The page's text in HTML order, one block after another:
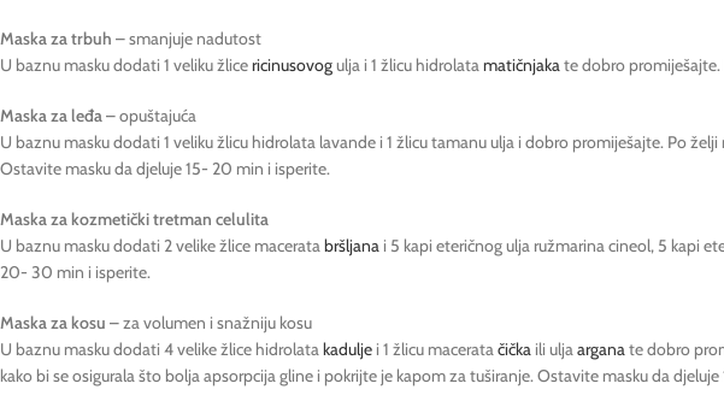
Maska za trbuh – smanjuje nadutost
U baznu masku dodati 1 veliku žlicericinusovogulja i 1 žlicu hidrolatamatičnjakate dobro
Maska za leđa– opuštajuća
U baznu masku dodati 1 veliku žlicu hidrolata lavande i 1 žlicu tamanu ulja i dobro promiješajte. Po
Ostavite masku da djeluje 15- 20 min i isperite.
Maska za kozmetički tretman celulita
U baznu masku dodati 2 velike žlice maceratabršljana i 5 kapi eteričnog ulja ružmarina cineol, 5 kapi
20- 30 min i isperite.
Maska za kosu – za volumen i snažniju kosu
U baznu masku dodati 4 velike žlice hidrolatakadulje i 1 žlicu maceratačička ili uljaarganate dobro
kako bi se osigurala što bolja apsorpcija gline i pokrijte je kapom za tuširanje. Ostavite masku da